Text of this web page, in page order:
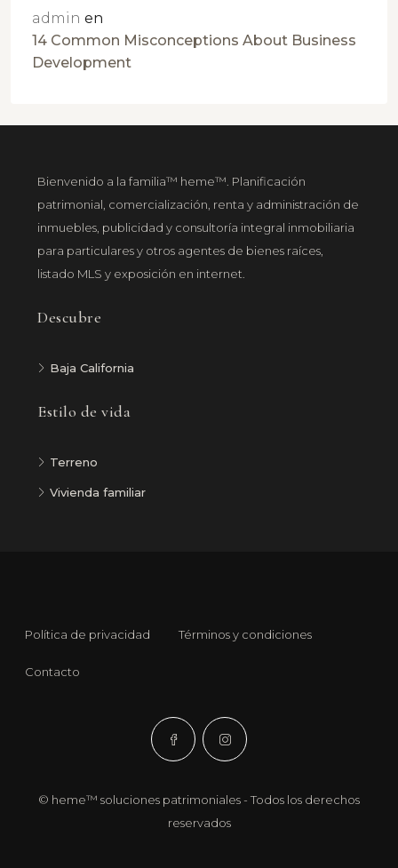
admin en
14 Common Misconceptions About Business
Development
Bienvenido a la familia™ heme™. Planificación
patrimonial, comercialización, renta y administración de
inmuebles, publicidad y consultoría integral inmobiliaria
para particulares y otros agentes de bienes raíces,
listado MLS y exposición en internet.
Descubre
Baja California
Estilo de vida
Terreno
Vivienda familiar
Política de privacidad Términos y condiciones
Contacto
© heme™ soluciones patrimoniales - Todos los derechos
reservados